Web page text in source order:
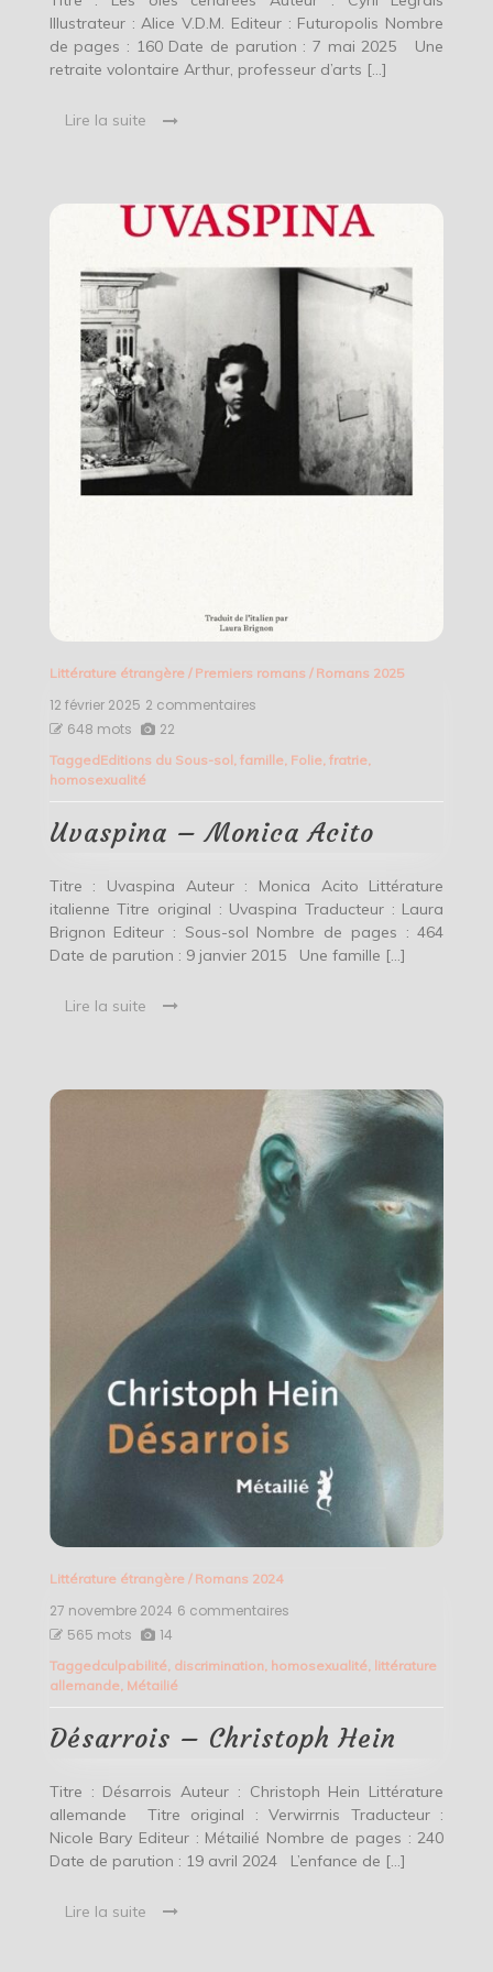
Illustrateur : Alice V.D.M. Editeur : Futuropolis Nombre
de pages : 160 Date de parution : 7 mai 2025 Une
retraite volontaire Arthur, professeur d’arts […]
Lire la suite
Littérature étrangère/ Premiers romans / Romans 2025
12 février 2025 2 commentaires
Monica
648 mots 22
TaggedEditions du Sous-sol famille, Folie, fratrie,
homosexualité
Uvaspina – Monica Acito
Titre : Uvaspina Auteur : Monica Acito Littérature
italienne Titre original : Uvaspina Traducteur : Laura
Brignon Editeur : Sous-sol Nombre de pages : 464
Date de parution : 9 janvier 2015 Une famille […]
Lire la suite
Littérature étrangère/ Romans 2024
27 novembre 2024 6 commentaires
Christoph
565 mots 14
Taggedculpabilité discrimination, homosexualité littérature
allemande, Métailié
Désarrois – Christoph Hein
Titre : Désarrois Auteur : Christoph Hein Littérature
allemande Titre original : Verwirrnis Traducteur :
Nicole Bary Editeur : Métailié Nombre de pages : 240
Date de parution : 19 avril 2024 L’enfance de […]
Lire la suite